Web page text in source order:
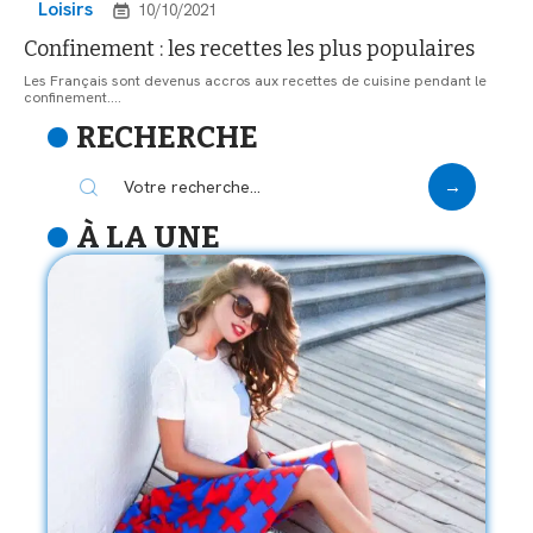
Loisirs 10/10/2021
Confinement : les recettes les plus populaires
Les Français sont devenus accros aux recettes de cuisine pendant le
confinement.…
RECHERCHE
À LA UNE